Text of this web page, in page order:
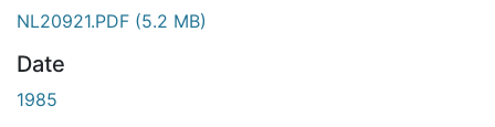
NL20921.PDF (5.2 MB)
Date
1985